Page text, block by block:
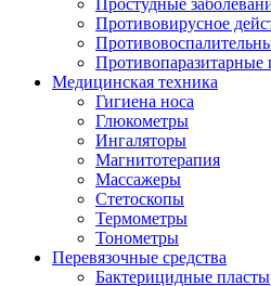
Простудные
Противовирусное
Противопаразитарные
Медицинская техника
Гигиена носа
Глюкометры
Ингаляторы
Магнитотерапия
Массажеры
Стетоскопы
Термометры
Тонометры
Перевязочные средства
Бактерицидные